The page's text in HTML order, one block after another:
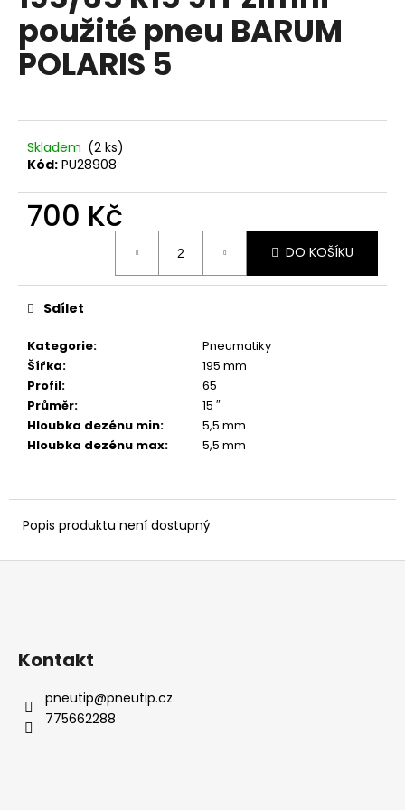
5
hvězdiček.
použité pneu BARUM
POLARIS 5
Skladem (2 ks)
Kód: PU28908
700 Kč
DO KOŠÍKU
Kategorie:
Pneumatiky
Šířka:
195 mm
Profil:
65
Průměr:
15 ″
Hloubka dezénu min:
5,5 mm
Hloubka dezénu max: 5,5 mm
Sdílet
Popis produktu není dostupný
a
j
í
?
D
o
o
u
č
u
e
Z
Kontakt
pneutip@pneutip.cz
775662288